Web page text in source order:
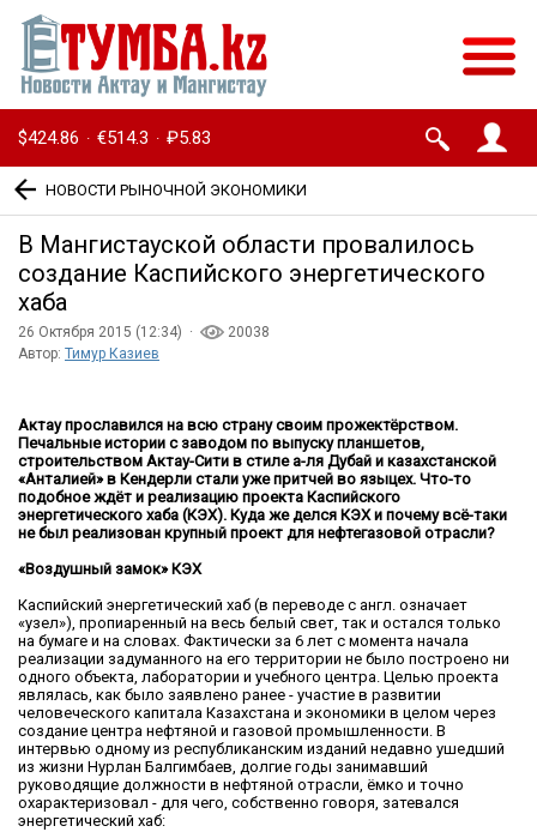
$424.86 · €514.3 · ₽5.83
НОВОСТИ РЫНОЧНОЙ ЭКОНОМИКИ
В Мангистауской области провалилось
создание Каспийского энергетического
хаба
26 Октября 2015 (12:34) ·
20038
Автор: Тимур Казиев
Актау прославился на всю страну своим прожектёрством.
Печальные истории с заводом по выпуску планшетов,
строительством Актау-Сити в стиле а-ля Дубай и казахстанской
«Анталией» в Кендерли стали уже притчей во языцех. Что-то
подобное ждёт и реализацию проекта Каспийского
энергетического хаба (КЭХ). Куда же делся КЭХ и почему всё-таки
не был реализован крупный проект для нефтегазовой отрасли?
«Воздушный замок» КЭХ
Каспийский энергетический хаб (в переводе с англ. означает
«узел»), пропиаренный на весь белый свет, так и остался только
на бумаге и на словах. Фактически за 6 лет с момента начала
реализации задуманного на его территории не было построено ни
одного объекта, лаборатории и учебного центра. Целью проекта
являлась, как было заявлено ранее - участие в развитии
человеческого капитала Казахстана и экономики в целом через
создание центра нефтяной и газовой промышленности. В
интервью одному из республиканским изданий недавно ушедший
из жизни Нурлан Балгимбаев, долгие годы занимавший
руководящие должности в нефтяной отрасли, ёмко и точно
охарактеризовал - для чего, собственно говоря, затевался
энергетический хаб: